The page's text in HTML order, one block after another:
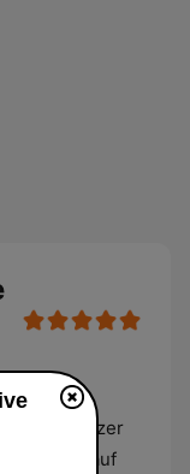
Schweizer
der sich auf